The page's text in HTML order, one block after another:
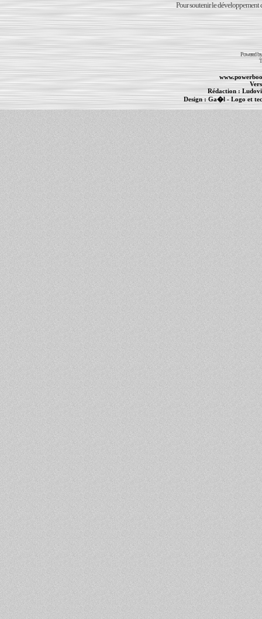
Pour soutenir le développement
Powered
Rédaction :
Design : Ga�l- Logo et